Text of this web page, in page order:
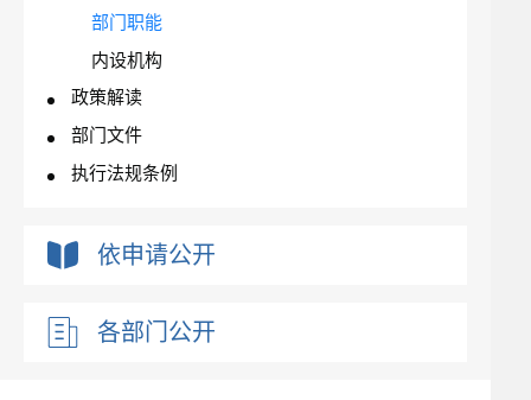
部门职能
内设机构
政策解读
部门文件
执行法规条例
依申请公开
各部门公开